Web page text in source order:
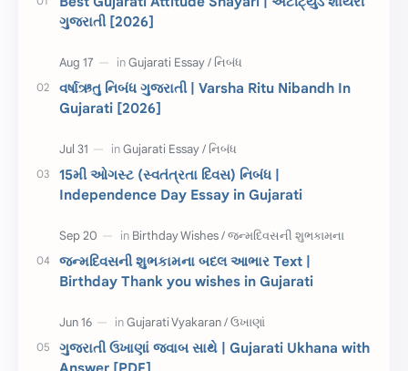
ચાલીસા
દિવાળી સમાનાર્થી શબ્દો
સ્પીચ ગુજરાતી
રક્ષાબંધન 26 જાન્યુઆરી
જાણવા જેવું ધોરણ 8
શિક્ષક દિવસ ઉત્તરાયણ
કહેવતો Birthday Wishes
Gujarati Slogans Gujarati Speech
ગુજરાતી વ્યાકરણ
ગુજરાતી [2026]
વર્ષાઋતુ નિબંધ ગુજરાતી | Varsha Ritu Nibandh In
Gujarati [2026]
15મી ઓગસ્ટ (સ્વતંત્રતા દિવસ) નિબંધ |
Independence Day Essay in Gujarati
જન્મદિવસની શુભકામના બદલ આભાર Text |
Birthday Thank you wishes in Gujarati
ગુજરાતી ઉખાણાં જવાબ સાથે | Gujarati Ukhana with